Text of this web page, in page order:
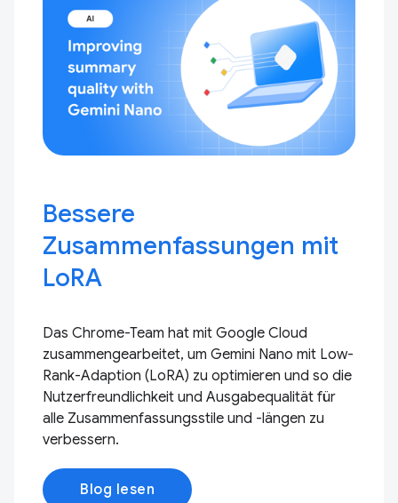
Bessere
Zusammenfassungen mit
LoRA
Das Chrome-Team hat mit Google Cloud
zusammengearbeitet, um Gemini Nano mit Low-
Rank-Adaption (LoRA) zu optimieren und so die
Nutzerfreundlichkeit und Ausgabequalität für
alle Zusammenfassungsstile und -längen zu
verbessern.
Blog lesen